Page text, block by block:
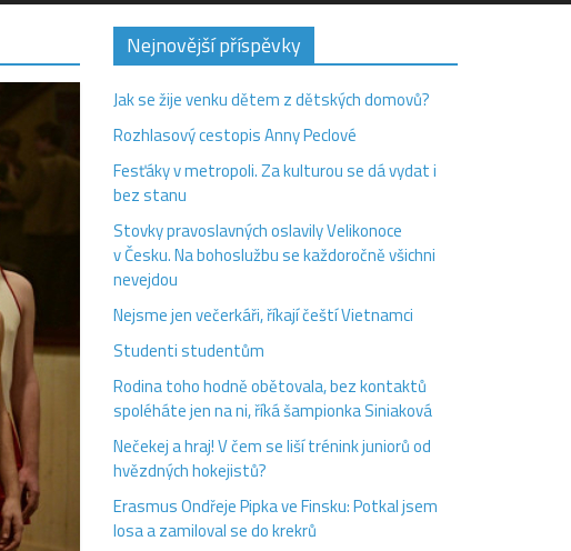
Nejnovější příspěvky
Jak se žije venku dětem z dětských domovů?
Rozhlasový cestopis Anny Peclové
Fesťáky v metropoli. Za kulturou se dá vydat i
bez stanu
Stovky pravoslavných oslavily Velikonoce
v Česku. Na bohoslužbu se každoročně všichni
nevejdou
Nejsme jen večerkáři, říkají čeští Vietnamci
Studenti studentům
Rodina toho hodně obětovala, bez kontaktů
spoléháte jen na ni, říká šampionka Siniaková
Nečekej a hraj! V čem se liší trénink juniorů od
hvězdných hokejistů?
Erasmus Ondřeje Pipka ve Finsku: Potkal jsem
losa a zamiloval se do krekrů